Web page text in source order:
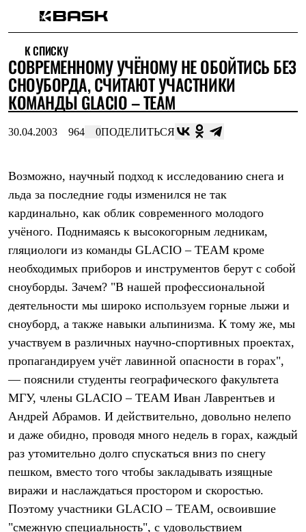
Интернет-магазин
Мужская одежда
Утепленная пухом
Куртки
Брюки
Комбинезоны
Штормовая одежда
Куртки
Софтшелл одежда
Куртки
Брюки
Флисовая одежда
Куртки
Брюки
Термобелье
Теплое термобелье
Легкое термобелье
Лёгкая одежда
Футболки
Толстовки
Брюки
Женская одежда
Утепленная пухом
Куртки
Жилеты
Утепленная синтетикой
К СПИСКУ
СОВРЕМЕННОМУ УЧЁНОМУ НЕ ОБОЙТИСЬ БЕЗ
СНОУБОРДА, СЧИТАЮТ УЧАСТНИКИ
КОМАНДЫ GLACIO – TEAM
30.04.2003 964 0ПОДЕЛИТЬСЯ
Возможно, научный подход к исследованию снега и
льда за последние годы изменился не так
кардинально, как облик современного молодого
учёного. Поднимаясь к высокогорным ледникам,
гляциологи из команды GLACIO – TEAM кроме
необходимых приборов и инструментов берут с собой
сноуборды. Зачем? "В нашей профессиональной
деятельности мы широко используем горные лыжи и
сноуборд, а также навыки альпинизма. К тому же, мы
участвуем в различных научно-спортивных проектах,
пропагандируем учёт лавинной опасности в горах",
— пояснили студенты географического факультета
МГУ, члены GLACIO – TEAM Иван Лаврентьев и
Андрей Абрамов. И действительно, довольно нелепо
и даже обидно, проводя много недель в горах, каждый
раз утомительно долго спускаться вниз по снегу
пешком, вместо того чтобы закладывать изящные
виражи и наслаждаться простором и скоростью.
Поэтому участники GLACIO – TEAM, освоившие
"смежную специальность", с удовольствием